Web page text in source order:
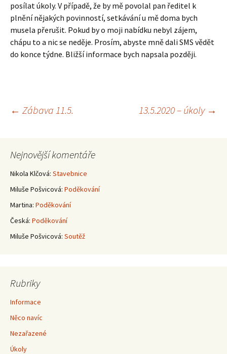
posílat úkoly. V případě, že by mě povolal pan ředitel k
plnění nějakých povinností, setkávání u mě doma bych
musela přerušit. Pokud by o moji nabídku nebyl zájem,
chápu to a nic se neděje. Prosím, abyste mně dali SMS vědět
do konce týdne. Bližší informace bych napsala později.
Navigace
pro
příspěvky
← Zábava 11.5. 13.5.2020 – úkoly →
Nejnovější komentáře
Nikola Klčová: Stavebnice
Miluše Pošvicová: Poděkování
Martina: Poděkování
Česká: Poděkování
Miluše Pošvicová: Soutěž
Rubriky
Informace
Něco navíc
Nezařazené
Úkoly